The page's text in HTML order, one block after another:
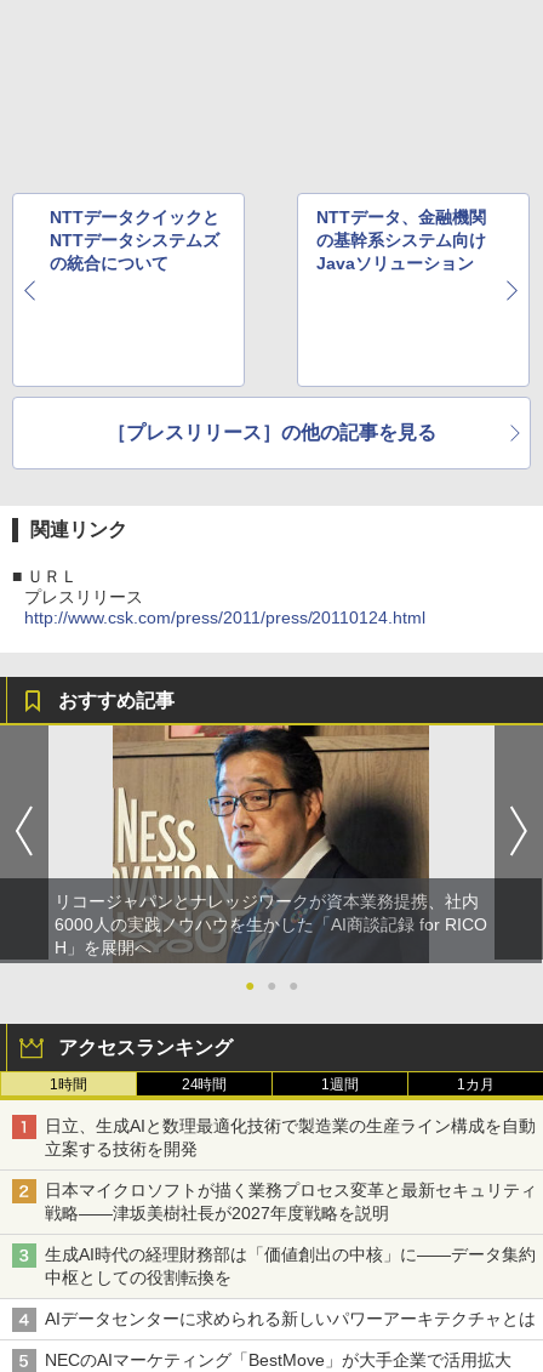
NTTデータクイックと
NTTデータシステムズ
の統合について
NTTデータ、金融機関
の基幹系システム向け
Javaソリューション
［プレスリリース］の他の記事を見る
関連リンク
■ ＵＲＬ
プレスリリース
http://www.csk.com/press/2011/press/20110124.html
おすすめ記事
リコージャパンとナレッジワークが資本業務提携、社内
6000人の実践ノウハウを生かした「AI商談記録 for RICO
H」を展開へ
●
● ●
アクセスランキング
1時間 24時間 1週間 1カ月
日立、生成AIと数理最適化技術で製造業の生産ライン構成を自動
立案する技術を開発
日本マイクロソフトが描く業務プロセス変革と最新セキュリティ
戦略――津坂美樹社長が2027年度戦略を説明
生成AI時代の経理財務部は「価値創出の中核」に――データ集約
中枢としての役割転換を
AIデータセンターに求められる新しいパワーアーキテクチャとは
NECのAIマーケティング「BestMove」が大手企業で活用拡大